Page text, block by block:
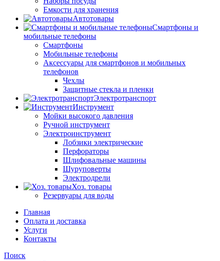
Емкости для хранения
Автотовары
Смартфоны и
мобильные телефоны
Смартфоны
Мобильные телефоны
Аксессуары для смартфонов и мобильных
телефонов
Чехлы
Защитные стекла и пленки
Электротранспорт
Инструмент
Мойки высокого давления
Ручной инструмент
Электроинструмент
Лобзики электрические
Перфораторы
Шлифовальные машины
Шуруповерты
Электродрели
Хоз. товары
Резервуары для воды
Главная
Оплата и доставка
Услуги
Контакты
Поиск